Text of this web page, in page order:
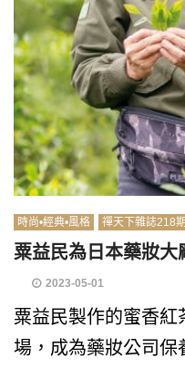
時尚•經典•風格 禪天下雜誌218期
粟益民為日本藥妝大
2023-05-01
粟益民製作的蜜香紅
場，成為藥妝公司保